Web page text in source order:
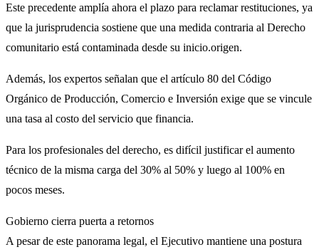
Este precedente amplía ahora el plazo para reclamar restituciones, ya
que la jurisprudencia sostiene que una medida contraria al Derecho
comunitario está contaminada desde su inicio.origen.
Además, los expertos señalan que el artículo 80 del Código
Orgánico de Producción, Comercio e Inversión exige que se vincule
una tasa al costo del servicio que financia.
Para los profesionales del derecho, es difícil justificar el aumento
técnico de la misma carga del 30% al 50% y luego al 100% en
pocos meses.
Gobierno cierra puerta a retornos
A pesar de este panorama legal, el Ejecutivo mantiene una postura